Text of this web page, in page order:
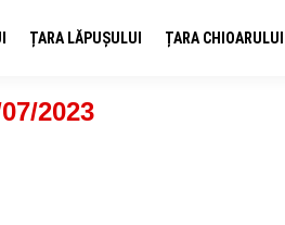
ȚARA LĂPUȘULUI ȚARA CHIOARULUI
2023